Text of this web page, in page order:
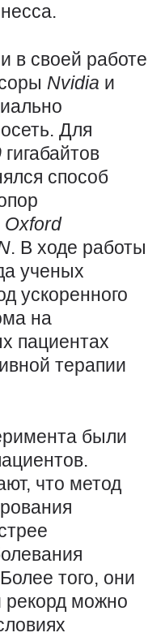
в своей работе
Nvidia и
Для
гигабайтов
способ
Oxford
. В ходе работы
ученых
ускоренного
на
пациентах
терапии
были
что метод
того, они
рекорд можно